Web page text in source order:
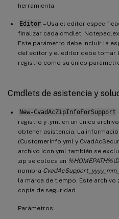
herramienta.
Editor – Usa el editor
finalizar cada cmdlet.
Este parámetro debe incluir la
del editor y el editor debe tomar
registro como su único
Cmdlets de asistencia y
New-CvadAcZipInfoForSupport
registro y .yml en un único
obtener asistencia. La
(CustomerInfo.yml y
archivo Icon.yml también se
zip se coloca en
nombra
la marca de tiempo. Este
copia de seguridad.
Parámetros: